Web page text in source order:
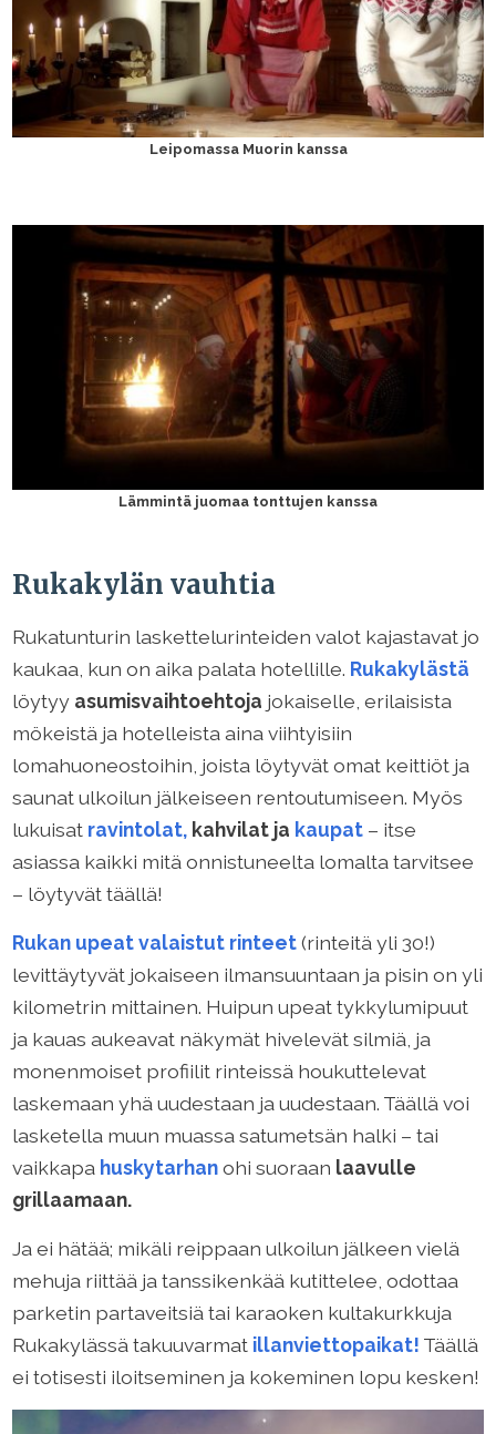
Leipomassa Muorin kanssa
Lämmintä juomaa tonttujen kanssa
Rukakylän vauhtia
Rukatunturin laskettelurinteiden valot kajastavat jo
kaukaa, kun on aika palata hotellille. Rukakylästä
löytyy asumisvaihtoehtoja jokaiselle, erilaisista
mökeistä ja hotelleista aina viihtyisiin
lomahuoneostoihin, joista löytyvät omat keittiöt ja
saunat ulkoilun jälkeiseen rentoutumiseen. Myös
lukuisat ravintolat, kahvilat ja kaupat – itse
asiassa kaikki mitä onnistuneelta lomalta tarvitsee
– löytyvät täällä!
Rukan upeat valaistut rinteet(rinteitä yli 30!)
levittäytyvät jokaiseen ilmansuuntaan ja pisin on yli
kilometrin mittainen. Huipun upeat tykkylumipuut
ja kauas aukeavat näkymät hivelevät silmiä, ja
monenmoiset profiilit rinteissä houkuttelevat
laskemaan yhä uudestaan ja uudestaan. Täällä voi
lasketella muun muassa satumetsän halki – tai
vaikkapa huskytarhanohi suoraan laavulle
grillaamaan.
Ja ei hätää; mikäli reippaan ulkoilun jälkeen vielä
mehuja riittää ja tanssikenkää kutittelee, odottaa
parketin partaveitsiä tai karaoken kultakurkkuja
Rukakylässä takuuvarmat illanviettopaikat! Täällä
ei totisesti iloitseminen ja kokeminen lopu kesken!